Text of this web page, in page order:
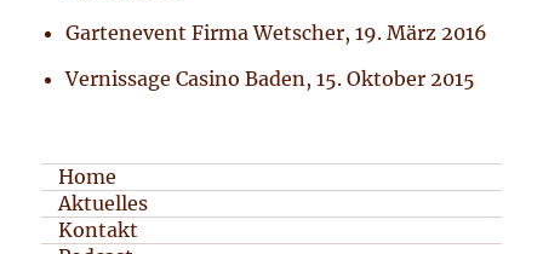
Gartenevent Firma Wetscher, 19. März 2016
Vernissage Casino Baden, 15. Oktober 2015
Home
Aktuelles
Kontakt